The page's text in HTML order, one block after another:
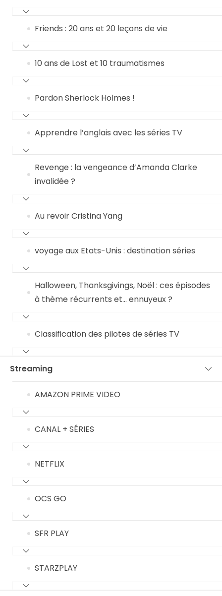
Friends : 20 ans et 20 leçons de vie
10 ans de Lost et 10 traumatismes
Pardon Sherlock Holmes !
Apprendre l’anglais avec les séries TV
Revenge : la vengeance d’Amanda Clarke
invalidée ?
Au revoir Cristina Yang
voyage aux Etats-Unis : destination séries
Halloween, Thanksgivings, Noël : ces épisodes
à thème récurrents et… ennuyeux ?
Classification des pilotes de séries TV
Streaming
AMAZON PRIME VIDEO
CANAL + SÉRIES
NETFLIX
OCS GO
SFR PLAY
STARZPLAY